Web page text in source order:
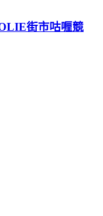
街市咕喱競